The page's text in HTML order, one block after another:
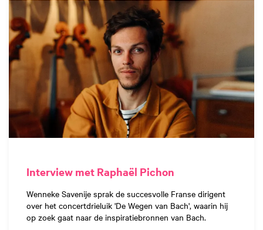
Interview met Raphaël Pichon
Wenneke Savenije sprak de succesvolle Franse dirigent
over het concertdrieluik 'De Wegen van Bach', waarin hij
op zoek gaat naar de inspiratiebronnen van Bach.